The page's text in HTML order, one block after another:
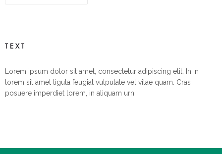
TEXT
Lorem ipsum dolor sit amet, consectetur adipiscing elit. In in
lorem sit amet ligula feugiat vulputate vel vitae quam. Cras
posuere imperdiet lorem, in aliquam urn